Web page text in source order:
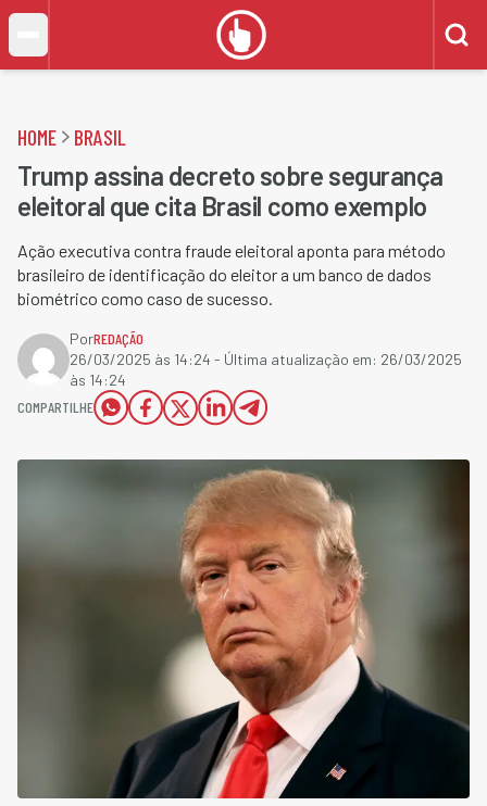
HOME BRASIL
Trump assina decreto sobre segurança
eleitoral que cita Brasil como exemplo
Ação executiva contra fraude eleitoral aponta para método
brasileiro de identificação do eleitor a um banco de dados
biométrico como caso de sucesso.
PorREDAÇÃO
26/03/2025 às 14:24 - Última atualização em: 26/03/2025
às 14:24
COMPARTILHE